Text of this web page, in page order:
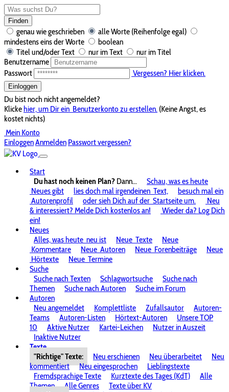
Finden
genau wie geschrieben
alle Worte (Reihenfolge egal)
mindestens eins der Worte
boolean
Titel und/oder Text
nur im Text
nur im Titel
Benutzername
Passwort
Vergessen? Hier klicken.
Einloggen
Du bist noch nicht angemeldet?
Klickehier, um Dir ein Benutzerkonto zu erstellen. (Keine Angst, es
kostet nichts)
Mein Konto
EinloggenAnmelden Passwort vergessen?
Start
Du hast noch keinen Plan? Dann...
Schau, was es heute
Neues gibt
lies doch mal irgendeinen Text,
besuch mal ein
Autorenprofil
oder sieh Dich auf der Startseite um.
Neu
& interessiert? Melde Dich kostenlos an!
Wieder da? Log Dich
ein!
Neues
Alles, was heute neu ist Neue Texte
Neue
Kommentare
Neue Autoren Neue Forenbeiträge
Neue
Hörtexte
Neue Termine
Suche
Suche nach Texten
Schlagwortsuche
Suche nach
Themen
Suche nach Autoren
Suche im Forum
Autoren
Neu angemeldet
Komplettliste Zufallsautor
Autoren-
Teams
Autoren-Listen Hörtext-Autoren
Unsere TOP
10
Aktive Nutzer Kartei-Leichen
Nutzer in Auszeit
Inaktive Nutzer
Texte
"Richtige" Texte:
Neu erschienen Neu überarbeitet
Neu
kommentiert
Neu eingesprochen
Lieblingstexte
Fremdsprachige Texte
Kurztexte des Tages (KdT)
Alle
Themen
Alle Genres Texte über KV